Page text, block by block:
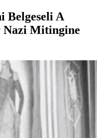
Belgeseli A
Nazi Mitingine